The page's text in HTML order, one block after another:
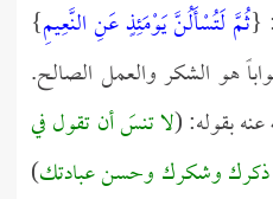
{ثُمَّ لَتُسْأَلُنَّ يَوْمَئِذٍ عَنِ النَّعِيمِ}
جواباً هو الشكر والعمل الصالح.
بقوله: (لا تنسَ أن تقول في
ذكرك وشكرك وحسن عبادتك)